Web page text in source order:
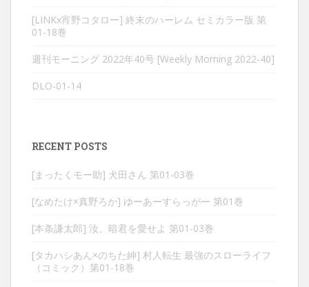
[LINKx宵野コタロー] 終末のハーレム セミカラー版 第
01-18巻
週刊モーニング 2022年40号 [Weekly Morning 2022-40]
DLO-01-14
RECENT POSTS
[まったくモー助] 犬田さん 第01-03巻
[なめたけ×真野ろか] ゆーあーすらっがー 第01巻
[本条謙太郎] 汝、暗君を愛せよ 第01-03巻
[タカハシあん×のちた紳] 村人転生 最強のスローライフ
（コミック）第01-18巻